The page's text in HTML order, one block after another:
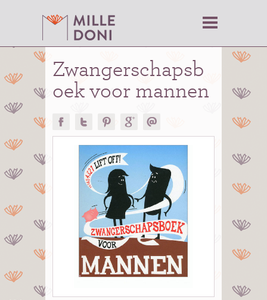
Zwangerschapsb
oek voor mannen